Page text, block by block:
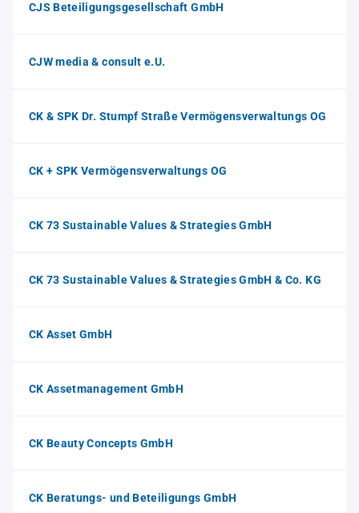
CJS Beteiligungsgesellschaft GmbH
CJW media & consult e.U.
CK & SPK Dr. Stumpf Straße Vermögensverwaltungs OG
CK + SPK Vermögensverwaltungs OG
CK 73 Sustainable Values & Strategies GmbH
CK 73 Sustainable Values & Strategies GmbH & Co. KG
CK Asset GmbH
CK Assetmanagement GmbH
CK Beauty Concepts GmbH
CK Beratungs- und Beteiligungs GmbH